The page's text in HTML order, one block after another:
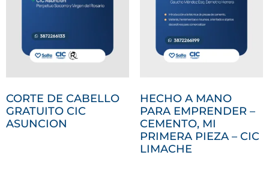
CORTE DE CABELLO
GRATUITO CIC
ASUNCION
HECHO A MANO
PARA EMPRENDER –
CEMENTO, MI
PRIMERA PIEZA – CIC
LIMACHE